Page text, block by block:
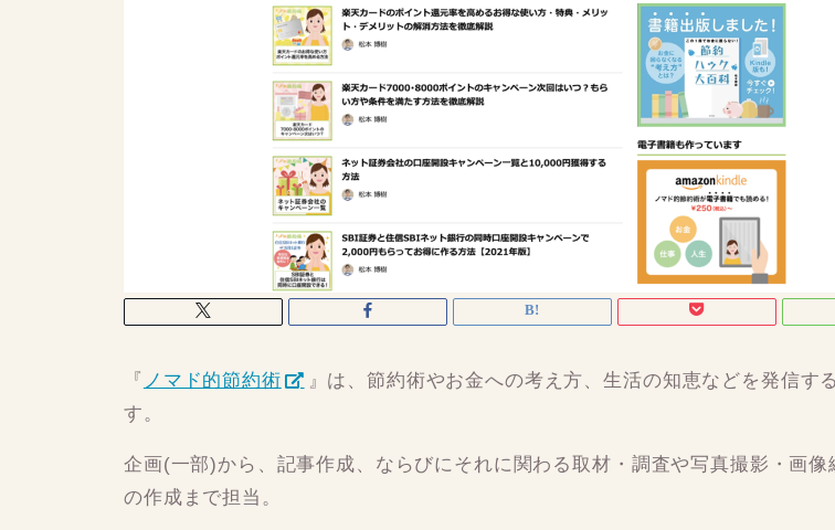
『 ノマド的節約術
』は、節約術やお金への考え方、生活の知恵などを発信す
す。
企画(一部)から、記事作成、ならびにそれに関わる取材・調査や写真撮影・画像
の作成まで担当。